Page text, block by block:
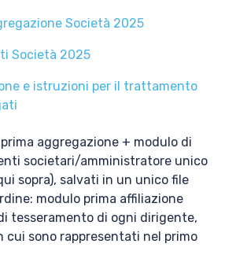
Società 2025
Società 2025
e istruzioni per il trattamento
aggregazione + modulo di
societari/amministratore unico
sopra), salvati in un unico file
modulo prima affiliazione
tesseramento di ogni dirigente,
cui sono rappresentati nel primo